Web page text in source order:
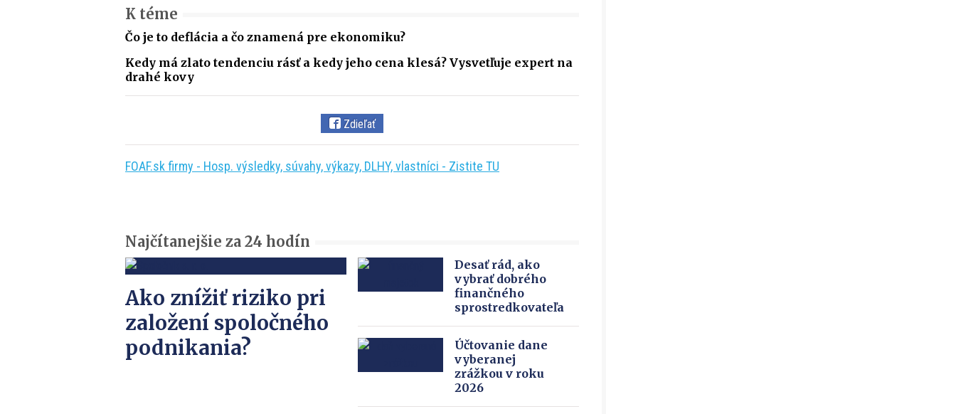
K téme
Čo je to deflácia a čo znamená pre ekonomiku?
Kedy má zlato tendenciu rásť a kedy jeho cena klesá? Vysvetľuje expert na
drahé kovy
Zdieľať
FOAF.sk firmy - Hosp. výsledky, súvahy, výkazy, DLHY, vlastníci - Zistite TU
Najčítanejšie za 24 hodín
Ako znížiť riziko pri
založení spoločného
podnikania?
Desať rád, ako
vybrať dobrého
finančného
sprostredkovateľa
Účtovanie dane
vyberanej
zrážkou v roku
2026